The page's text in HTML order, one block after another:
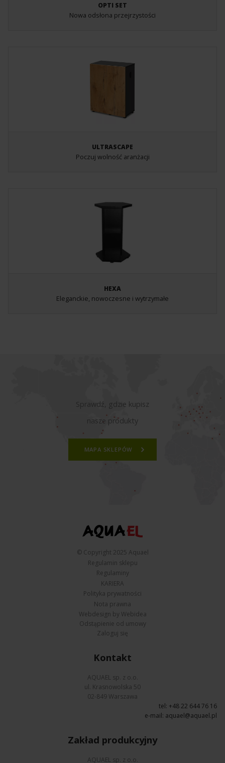
OPTI SET
Nowa odsłona przejrzystości
ULTRASCAPE
Poczuj wolność aranżacji
HEXA
Eleganckie, nowoczesne i wytrzymałe
Sprawdź, gdzie kupisz
nasze produkty
MAPA SKLEPÓW
© Copyright 2025 Aquael
Regulamin sklepu
Regulaminy
KARIERA
Polityka prywatności
Nota prawna
Webdesign by Webidea
Odstąpienie od umowy
Zaloguj się
Kontakt
AQUAEL sp. z o.o.
ul. Krasnowolska 50
02-849 Warszawa
tel: +48 22 644 76 16
e-mail: aquael@aquael.pl
Zakład produkcyjny
AQUAEL sp. z o.o.